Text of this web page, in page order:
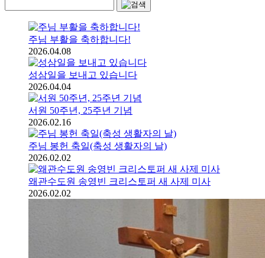
주님 부활을 축하합니다!
2026.04.08
성삼일을 보내고 있습니다
2026.04.04
서원 50주년, 25주년 기념
2026.02.16
주님 봉헌 축일(축성 생활자의 날)
2026.02.02
왜관수도원 송영빈 크리스토퍼 새 사제 미사
2026.02.02